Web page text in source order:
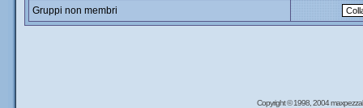
Gruppi non membri
Copyright © 1998, 2004